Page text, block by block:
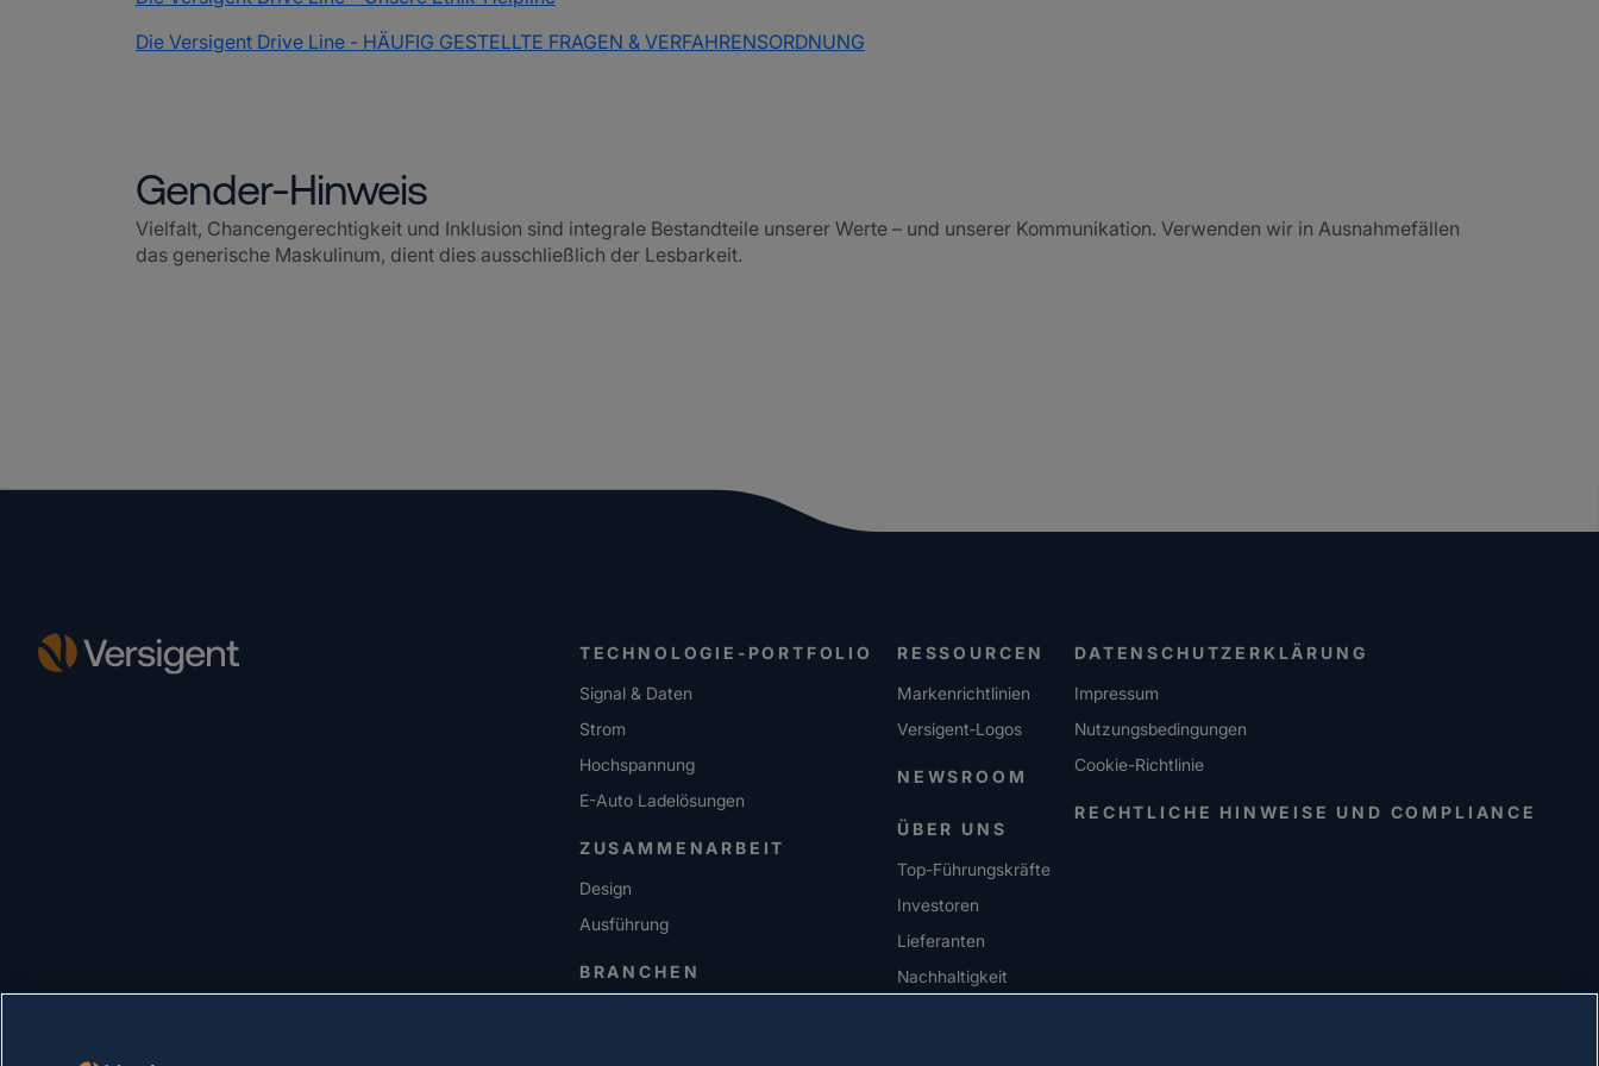
Die Versigent Drive Line - HÄUFIG GESTELLTE FRAGEN & VERFAHRENSORDNUNG
Gender-Hinweis
Vielfalt, Chancengerechtigkeit und Inklusion sind integrale Bestandteile unserer Werte – und unserer Kommunikation. Verwenden wir in Ausnahmefällen
das generische Maskulinum, dient dies ausschließlich der Lesbarkeit.
TECHNOLOGIE-PORTFOLIO
Signal & Daten
Strom
Hochspannung
E-Auto Ladelösungen
ZUSAMMENARBEIT
Design
Ausführung
BRANCHEN
RESSOURCEN
Markenrichtlinien
Versigent‑Logos
NEWSROOM
ÜBER UNS
Top-Führungskräfte
Investoren
Lieferanten
Nachhaltigkeit
DATENSCHUTZERKLÄRUNG
Impressum
Nutzungsbedingungen
Cookie-Richtlinie
RECHTLICHE HINWEISE UND COMPLIANCE